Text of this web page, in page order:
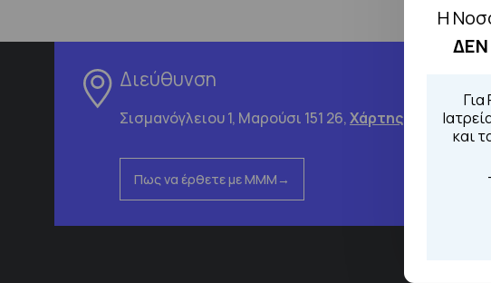
Η
ΔΕΝ
και
Διεύθυνση
Σισμανόγλειου 1, Μαρούσι 151 26,Χάρτης Περιοχής
Πως να έρθετε με ΜΜΜ